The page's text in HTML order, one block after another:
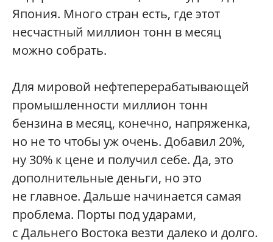
Япония. Много стран есть, где этот
несчастный миллион тонн в месяц
можно собрать.
Для мировой нефтеперерабатывающей
промышленности миллион тонн
бензина в месяц, конечно, напряженка,
но не то чтобы уж очень. Добавил 20%,
ну 30% к цене и получил себе. Да, это
дополнительные деньги, но это
не главное. Дальше начинается самая
проблема. Порты под ударами,
с Дальнего Востока везти далеко и долго.